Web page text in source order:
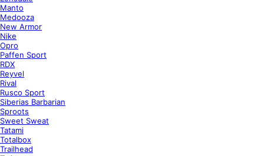
Manto
Medooza
New Armor
Nike
Opro
Paffen Sport
RDX
Reyvel
Rival
Rusco Sport
Siberias Barbarian
Sproots
Sweet Sweat
Tatami
Totalbox
Trailhead